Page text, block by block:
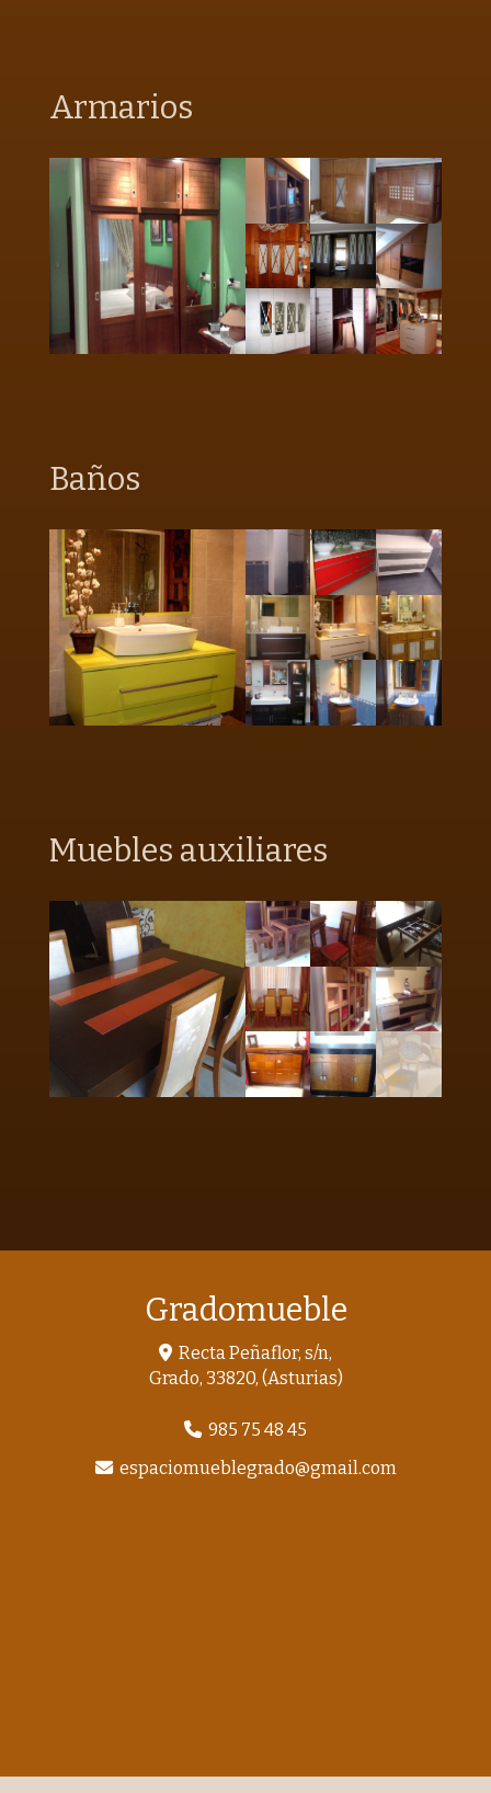
Armarios
Baños
Muebles auxiliares
Gradomueble
Recta Peñaflor, s/n,
Grado, 33820, (Asturias)
985 75 48 45
espaciomueblegrado
gmail.com